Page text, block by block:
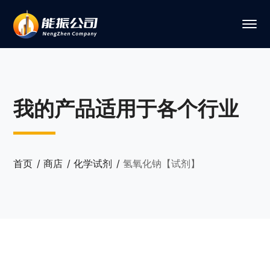
我的产品适用于各个行业
首页 商店 化学试剂 氢氧化钠【试剂】